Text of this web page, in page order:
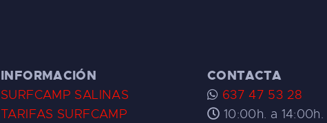
INFORMACIÓN
SURFCAMP SALINAS
TARIFAS SURFCAMP
CONTACTA
637 47 53 28
10:00h. a 14:00h.